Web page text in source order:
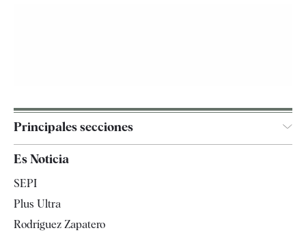
Principales secciones
Televisión
Es Noticia
SEPI
Plus Ultra
Rodríguez Zapatero